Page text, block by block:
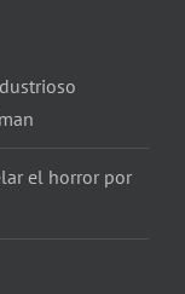
el horror por